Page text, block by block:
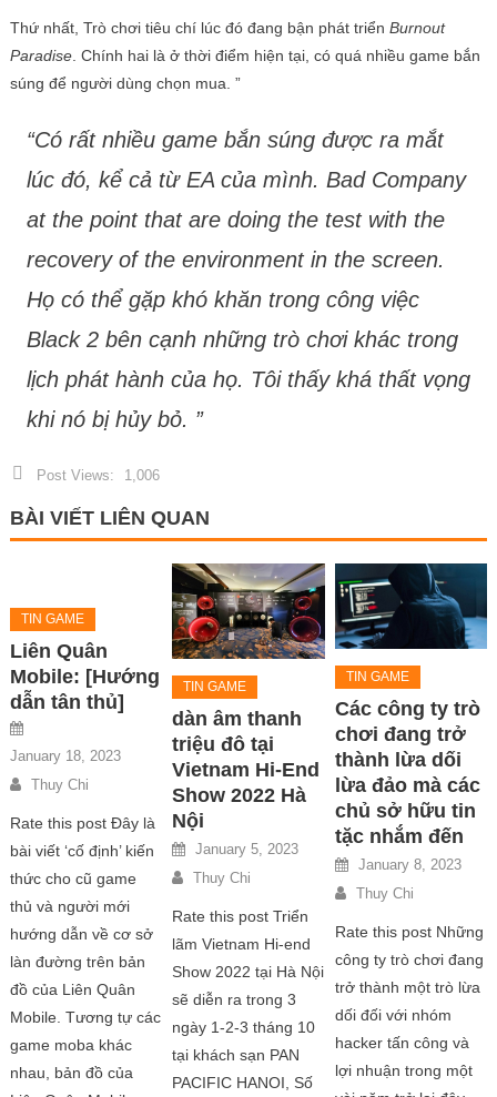
Thứ nhất, Trò chơi tiêu chí lúc đó đang bận phát triển Burnout
Paradise. Chính hai là ở thời điểm hiện tại, có quá nhiều game bắn
súng để người dùng chọn mua. ”
“Có rất nhiều game bắn súng được ra mắt
lúc đó, kể cả từ EA của mình. Bad Company
at the point that are doing the test with the
recovery of the environment in the screen.
Họ có thể gặp khó khăn trong công việc
Black 2 bên cạnh những trò chơi khác trong
lịch phát hành của họ. Tôi thấy khá thất vọng
khi nó bị hủy bỏ. ”
Post Views: 1,006
BÀI VIẾT LIÊN QUAN
TIN GAME
Liên Quân
Mobile: [Hướng
dẫn tân thủ]
January 18, 2023
Thuy Chi
Rate this post Đây là
bài viết ‘cố định’ kiến ​​
thức cho cũ game
thủ và người mới
hướng dẫn về cơ sở
làn đường trên bản
đồ của Liên Quân
Mobile. Tương tự các
game moba khác
nhau, bản đồ của
TIN GAME
dàn âm thanh
triệu đô tại
Vietnam Hi-End
Show 2022 Hà
Nội
January 5, 2023
Thuy Chi
Rate this post Triển
lãm Vietnam Hi-end
Show 2022 tại Hà Nội
sẽ diễn ra trong 3
ngày 1-2-3 tháng 10
tại khách sạn PAN
PACIFIC HANOI, Số
TIN GAME
Các công ty trò
chơi đang trở
thành lừa dối
lừa đảo mà các
chủ sở hữu tin
tặc nhắm đến
January 8, 2023
Thuy Chi
Rate this post Những
công ty trò chơi đang
trở thành một trò lừa
dối đối với nhóm
hacker tấn công và
lợi nhuận trong một